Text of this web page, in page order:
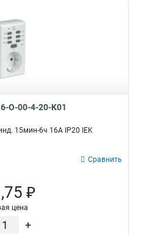
O-00-4-20-K01
15мин-6ч 16А IP20 IEK
Сравнить
₽
цена
+